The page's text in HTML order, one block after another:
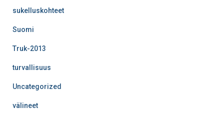
sukelluskohteet
Suomi
Truk-2013
turvallisuus
Uncategorized
välineet